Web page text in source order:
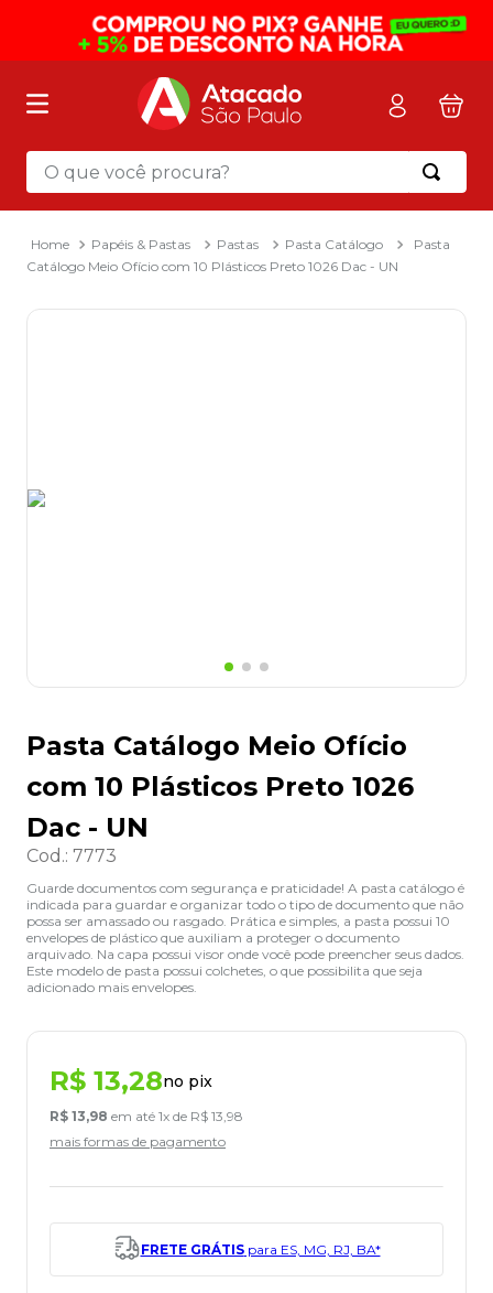
O que você procura?
Papéis & Pastas Pastas Pasta Catálogo
Pasta
Catálogo Meio Ofício com 10 Plásticos Preto 1026 Dac - UN
Pasta Catálogo Meio Ofício
com 10 Plásticos Preto 1026
Dac - UN
Cod.: 7773
Guarde documentos com segurança e praticidade! A pasta catálogo é
indicada para guardar e organizar todo o tipo de documento que não
possa ser amassado ou rasgado. Prática e simples, a pasta possui 10
envelopes de plástico que auxiliam a proteger o documento
arquivado. Na capa possui visor onde você pode preencher seus dados.
Este modelo de pasta possui colchetes, o que possibilita que seja
adicionado mais envelopes.
R$ 13,28no pix
R$ 13,98 em até 1x de R$ 13,98
mais formas de pagamento
FRETE GRÁTISpara ES, MG, RJ, BA*
Termos mais buscados
mochila
2º sacola
3º papel toalha